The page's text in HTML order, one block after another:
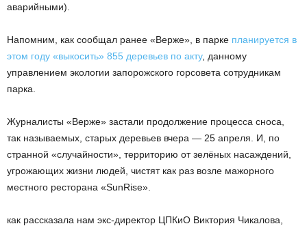
аварийными).
Напомним, как сообщал ранее «Верже», в парке планируется в
этом году «выкосить» 855 деревьев по акту, данному
управлением экологии запорожского горсовета сотрудникам
парка.
Журналисты «Верже» застали продолжение процесса сноса,
так называемых, старых деревьев вчера — 25 апреля. И, по
странной «случайности», территорию от зелёных насаждений,
угрожающих жизни людей, чистят как раз возле мажорного
местного ресторана «SunRise».
как рассказала нам экс-директор ЦПКиО Виктория Чикалова,